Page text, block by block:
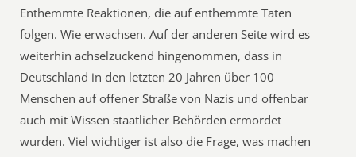
Enthemmte Reaktionen, die auf enthemmte Taten
folgen. Wie erwachsen. Auf der anderen Seite wird es
weiterhin achselzuckend hingenommen, dass in
Deutschland in den letzten 20 Jahren über 100
Menschen auf offener Straße von Nazis und offenbar
auch mit Wissen staatlicher Behörden ermordet
wurden. Viel wichtiger ist also die Frage, was machen